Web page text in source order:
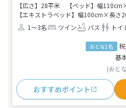
【広さ】28平米
【ベッド】幅
【エキストラベッド】幅100cm×長さ
1～3名
ツイン バス トイ
おとな1名
基
(おと
おすすめポイント